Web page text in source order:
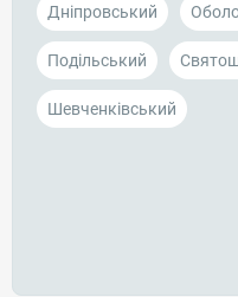
Дніпровський
Подільський
Шевченківський